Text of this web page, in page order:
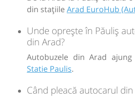
Sursa:CDI TRANSPORT INTERN SI
actualizare:06/2026
din stațiile Arad EuroHub
Unde oprește în Păuliș
din Arad?
Autobuzele din Arad
Statie Paulis.
Când pleacă autocarul